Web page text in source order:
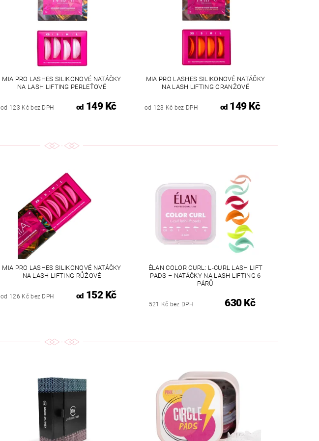
MIA PRO LASHES SILIKONOVÉ NATÁČKY
NA LASH LIFTING PERLEŤOVÉ
od 123 Kč bez DPH od 149 Kč
MIA PRO LASHES SILIKONOVÉ NATÁČKY
NA LASH LIFTING ORANŽOVÉ
od 123 Kč bez DPH od149 Kč
MIA PRO LASHES SILIKONOVÉ NATÁČKY
NA LASH LIFTING RŮŽOVÉ
od 126 Kč bez DPH od 152 Kč
ÉLAN COLOR CURL: L-CURL LASH LIFT
PADS – NATÁČKY NA LASH LIFTING 6
PÁRŮ
521 Kč bez DPH 630 Kč